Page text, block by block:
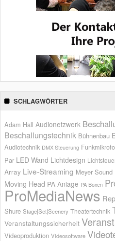
SCHLAGWÖRTER
Adam Hall Audionetzwerk
Beschallungstechnik Bühnenbau
Audiotechnik DMX Steuerung
Par LED Wand Lichtdesign
Array Live-Streaming Meyer Sound
Moving Head PA Anlage PA Boxen
ProMediaNews
Shure Stage|Set|Scenery Theatertechnik
Veranstaltungssicherheit
Videoproduktion Videosoftware